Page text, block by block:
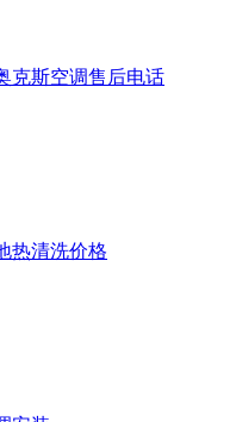
克斯空调售后电话
热清洗价格